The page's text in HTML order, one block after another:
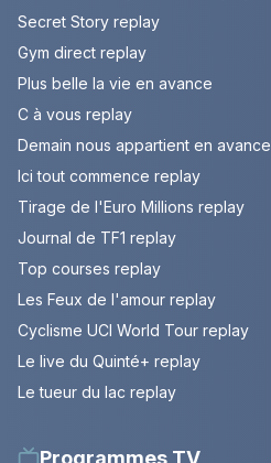
Secret Story replay
Gym direct replay
Plus belle la vie en avance
C à vous replay
Demain nous appartient en avance
Ici tout commence replay
Tirage de l'Euro Millions replay
Journal de TF1 replay
Top courses replay
Les Feux de l'amour replay
Cyclisme UCI World Tour replay
Le live du Quinté+ replay
Le tueur du lac replay
Programmes TV